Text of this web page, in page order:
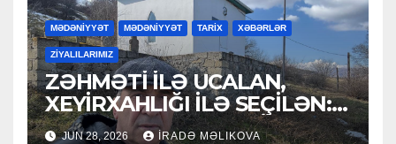
MƏDƏNİYYƏT MƏDƏNİYYƏT TARİX XƏBƏRLƏR
ZİYALILARIMIZ
ZƏHMƏTİ İLƏ UCALAN,
XEYİRXAHLIĞI İLƏ SEÇİLƏN:
HACI RAMAZAN QULİYEV
JUN 28, 2026 İRADƏ MƏLIKOVA